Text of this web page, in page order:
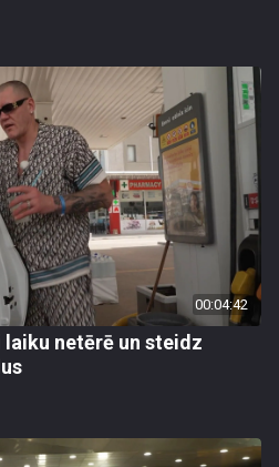
00:04:42
laiku netērē un steidz